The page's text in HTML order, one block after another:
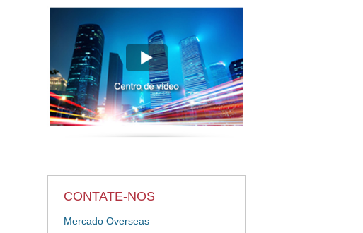
CONTATE-NOS
Mercado Overseas